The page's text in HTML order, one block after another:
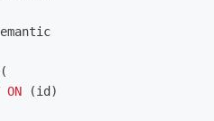
(
ON (id )